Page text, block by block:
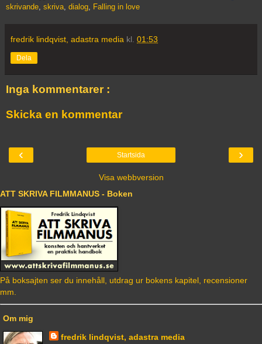
skrivande skriva dialog Falling in love
fredrik lindqvist, adastra media kl. 01:53
Dela
Inga kommentarer :
Skicka en kommentar
‹ ›
Startsida
Visa webbversion
ATT SKRIVA FILMMANUS - Boken
På boksajten ser du innehåll, utdrag ur bokens kapitel, recensioner
mm.
Om mig
fredrik lindqvist, adastra media